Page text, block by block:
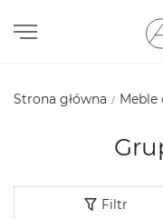
Strona główna Meble
Filtr